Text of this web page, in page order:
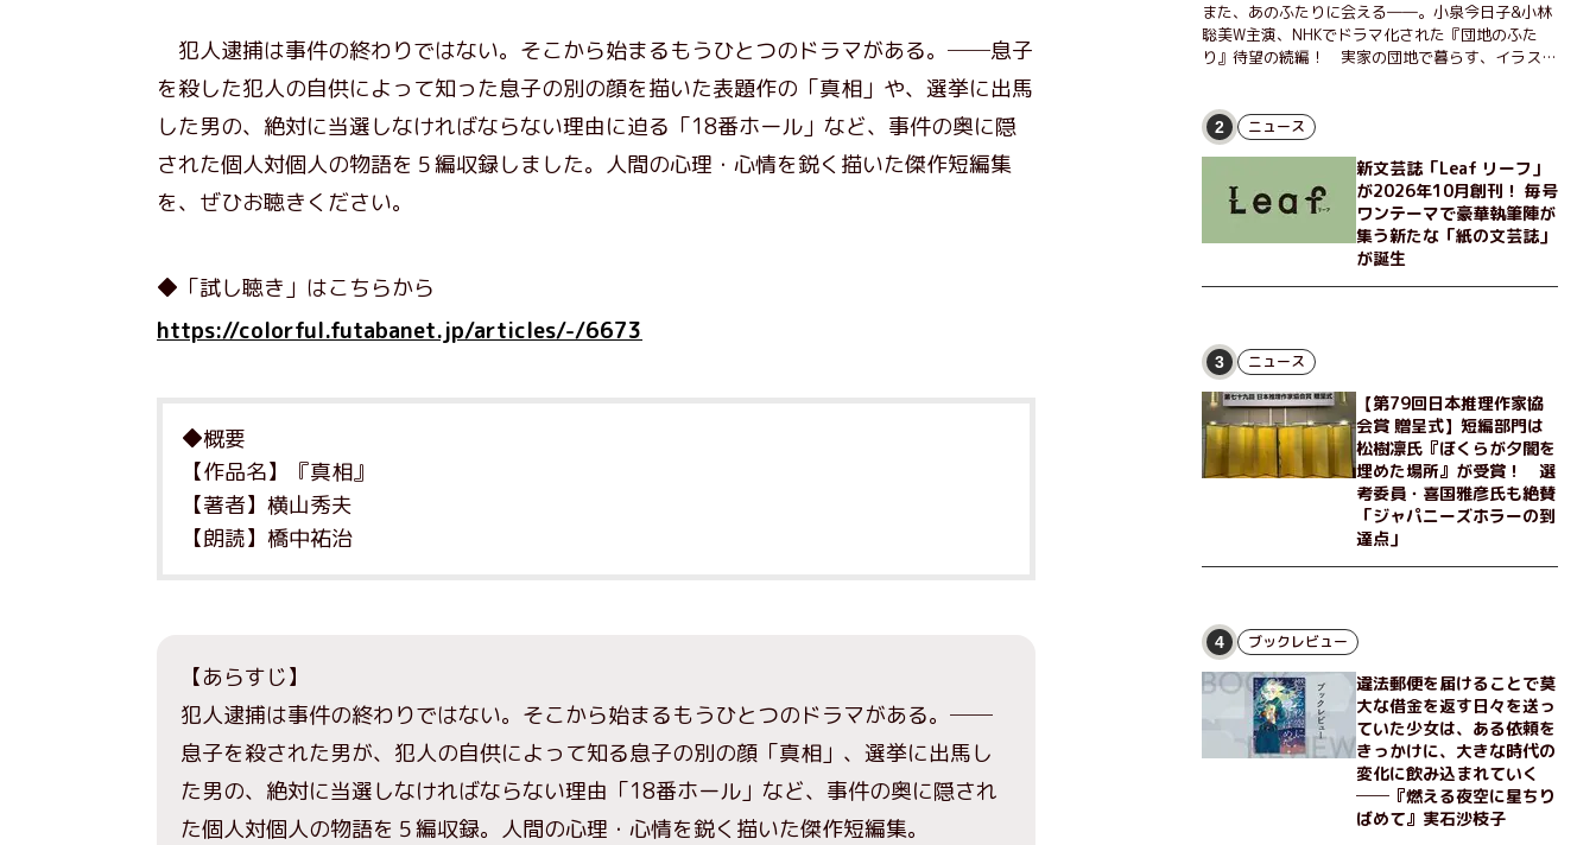
犯人逮捕は事件の終わりではない。そこから始まるもうひとつのドラマがある。──息子
を殺した犯人の自供によって知った息子の別の顔を描いた表題作の「真相」や、選挙に出馬
した男の、絶対に当選しなければならない理由に迫る「18番ホール」など、事件の奥に隠
された個人対個人の物語を５編収録しました。人間の心理・心情を鋭く描いた傑作短編集
を、ぜひお聴きください。
◆「試し聴き」はこちらから
https://colorful.futabanet.jp/articles/-/6673
◆概要
【作品名】『真相』
【著者】横山秀夫
【朗読】橋中祐治
【あらすじ】
犯人逮捕は事件の終わりではない。そこから始まるもうひとつのドラマがある。──
息子を殺された男が、犯人の自供によって知る息子の別の顔「真相」、選挙に出馬し
た男の、絶対に当選しなければならない理由「18番ホール」など、事件の奥に隠され
た個人対個人の物語を５編収録。人間の心理・心情を鋭く描いた傑作短編集。
また、あのふたりに会える――。小泉今日子&小林
聡美W主演、NHKでドラマ化された『団地のふた
り』待望の続編！ 実家の団地で暮らす、イラスト
ょっとした贅沢を楽しんだり、近所のおばちゃんの
恋バナを聞いてあげたり、部屋でふたりだけの「台
湾映画祭」を催したり。50代独身、幼なじみの変
わらぬ友情とささやかな幸せの日々を描く。
2 ニュース
新文芸誌「Leaf リーフ」
が2026年10月創刊！ 毎号
ワンテーマで豪華執筆陣が
集う新たな「紙の文芸誌」
が誕生
3 ニュース
【第79回日本推理作家協
会賞 贈呈式】短編部門は
松樹凛氏『ぼくらが夕闇を
埋めた場所』が受賞！ 選
考委員・喜国雅彦氏も絶賛
「ジャパニーズホラーの到
達点」
4 ブックレビュー
違法郵便を届けることで莫
大な借金を返す日々を送っ
ていた少女は、ある依頼を
きっかけに、大きな時代の
変化に飲み込まれていく
──『燃える夜空に星ちり
ばめて』実石沙枝子